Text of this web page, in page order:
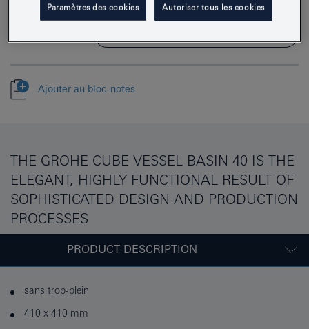
Ajouter au bloc-notes
THE GROHE CUBE VESSEL BASIN 40 IS THE
ELEGANT, HIGHLY FUNCTIONAL RESULT OF
SOPHISTICATED DESIGN AND PRODUCTION
PROCESSES
PRODUCT DESCRIPTION
sans trop-plein
410 x 410 mm
Paramètres des cookies Autoriser tous les cookies